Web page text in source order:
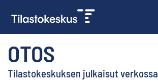
OTOS
Tilastokeskuksen julkaisut verkossa